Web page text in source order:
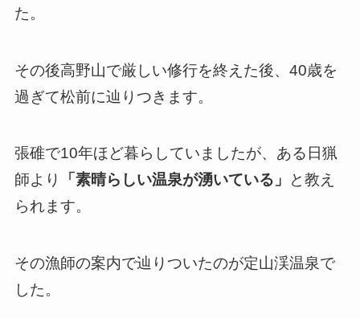
た。
その後高野山で厳しい修行を終えた後、40歳を
過ぎて松前に辿りつきます。
張碓で10年ほど暮らしていましたが、ある日猟
師より
「素晴らしい温泉が湧いている」
と教え
られます。
その漁師の案内で辿りついたのが定山渓温泉で
した。